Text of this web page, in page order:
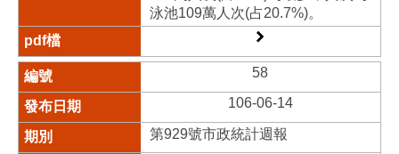
泳池109萬人次(占20.7%)。
58
106-06-14
第929號市政統計週報